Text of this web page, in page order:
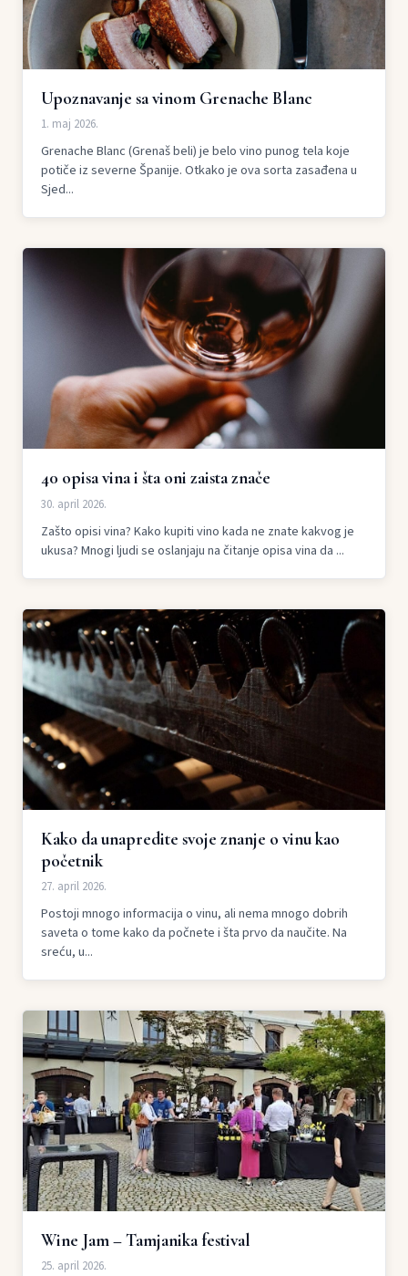
Upoznavanje sa vinom Grenache Blanc
1. maj 2026.
Grenache Blanc (Grenaš beli) je belo vino punog tela koje
potiče iz severne Španije. Otkako je ova sorta zasađena u
Sjed...
40 opisa vina i šta oni zaista znače
30. april 2026.
Zašto opisi vina? Kako kupiti vino kada ne znate kakvog je
ukusa? Mnogi ljudi se oslanjaju na čitanje opisa vina da ...
Kako da unapredite svoje znanje o vinu kao
početnik
27. april 2026.
Postoji mnogo informacija o vinu, ali nema mnogo dobrih
saveta o tome kako da počnete i šta prvo da naučite. Na
sreću, u...
Wine Jam – Tamjanika festival
25. april 2026.